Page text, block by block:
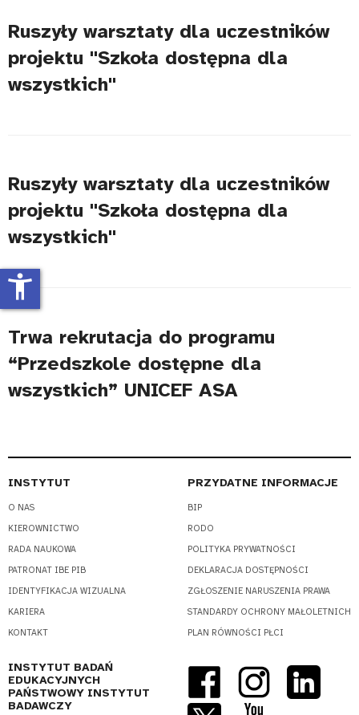
Ruszyły warsztaty dla uczestników
projektu "Szkoła dostępna dla
wszystkich"
Ruszyły warsztaty dla uczestników
projektu "Szkoła dostępna dla
wszystkich"
Trwa rekrutacja do programu
“Przedszkole dostępne dla
wszystkich” UNICEF ASA
INSTYTUT
O NAS
KIEROWNICTWO
RADA NAUKOWA
PATRONAT IBE PIB
IDENTYFIKACJA WIZUALNA
KARIERA
KONTAKT
PRZYDATNE INFORMACJE
BIP
RODO
POLITYKA PRYWATNOŚCI
DEKLARACJA DOSTĘPNOŚCI
ZGŁOSZENIE NARUSZENIA PRAWA
STANDARDY OCHRONY MAŁOLETNICH
PLAN RÓWNOŚCI PŁCI
INSTYTUT BADAŃ
EDUKACYJNYCH
PAŃSTWOWY INSTYTUT
BADAWCZY
accessibility_new